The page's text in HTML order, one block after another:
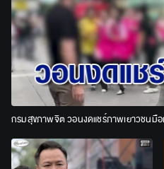
กรมสุขภาพจิต วอนงดแชร์ภาพเยาวชนมื